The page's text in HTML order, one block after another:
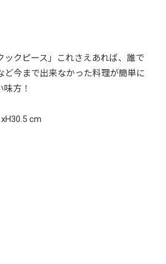
ックピース」これさえあれば、誰で
ど今まで出来なかった料理が簡単に
方！
cm